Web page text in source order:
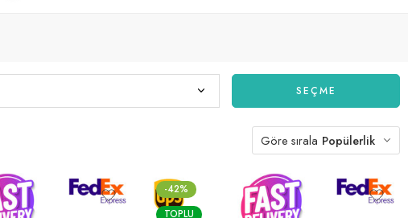
SEÇME
Göre sırala Popülerlik
-42%
TOPLU